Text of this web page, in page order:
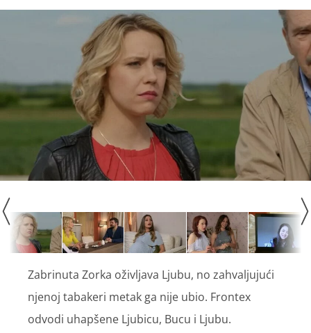
Zabrinuta Zorka oživljava Ljubu, no zahvaljujući
njenoj tabakeri metak ga nije ubio. Frontex
odvodi uhapšene Ljubicu, Bucu i Ljubu.